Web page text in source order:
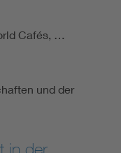
Cafés, …
und der